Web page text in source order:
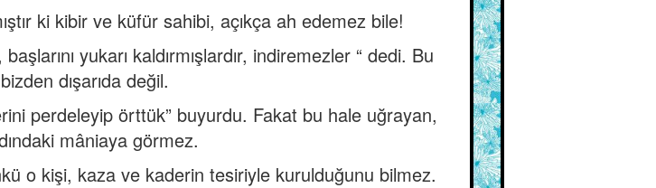
ki kibir ve küfür sahibi, açıkça ah edemez bile!
yukarı kaldırmışlardır, indiremezler “ dedi. Bu
dışarıda değil.
perdeleyip örttük” buyurdu. Fakat bu hale uğrayan,
mâniaya görmez.
o kişi, kaza ve kaderin tesiriyle kurulduğunu bilmez.